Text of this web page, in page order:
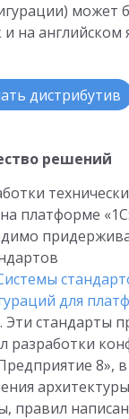
может
и на английском
дистрибутив
решений
платформе
для
Эти стандарты
разработки
8», в
правил